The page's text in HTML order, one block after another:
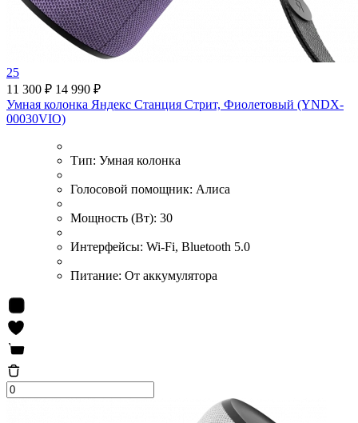
25
11 300 ₽ 14 990 ₽
Умная колонка Яндекс Станция Стрит, Фиолетовый (YNDX-
00030VIO)
Тип: Умная колонка
Голосовой помощник: Алиса
Мощность (Вт): 30
Интерфейсы: Wi-Fi, Bluetooth 5.0
Питание: От аккумулятора